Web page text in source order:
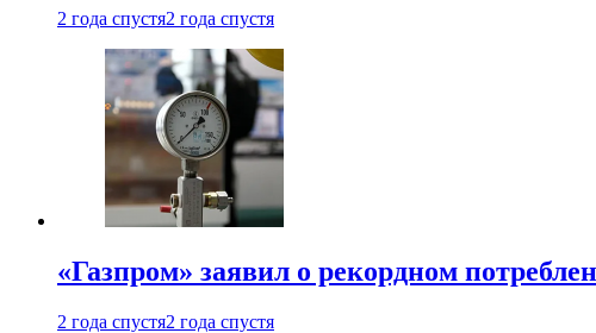
2 года спустя2 года спустя
«Газпром» заявил о рекордном
2 года спустя2 года спустя